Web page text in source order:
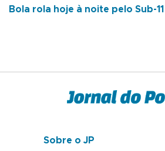
Bola rola hoje à noite pelo Sub-11
Sobre o JP